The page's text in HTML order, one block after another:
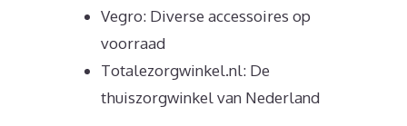
Vegro: Diverse accessoires op
voorraad
Totalezorgwinkel.nl: De
thuiszorgwinkel van Nederland